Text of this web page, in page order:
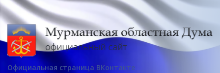
Официальная страница ВКонтакте